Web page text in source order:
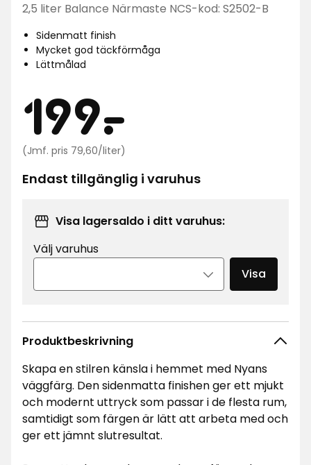
2,5 liter Balance Närmaste NCS-kod: S2502-B
Sidenmatt finish
Mycket god täckförmåga
Lättmålad
Pris
199-
.
kr
(Jmf. pris 79,60/liter)
kr
/liter
Endast tillgänglig i varuhus
Visa lagersaldo i ditt varuhus:
Välj varuhus
Visa
Produktbeskrivning
Skapa en stilren känsla i hemmet med Nyans
väggfärg. Den sidenmatta finishen ger ett mjukt
och modernt uttryck som passar i de flesta rum,
samtidigt som färgen är lätt att arbeta med och
ger ett jämnt slutresultat.